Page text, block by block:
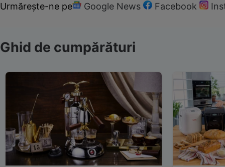
Urmărește-ne pe Google News Facebook
Ghid de cumpărături